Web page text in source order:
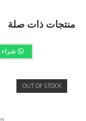
منتجات ذات صلة
شراء
OUT OF STOCK